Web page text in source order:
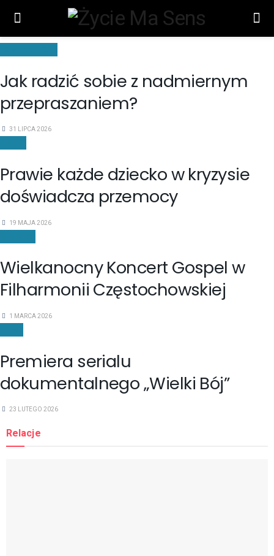
Jak radzić sobie z nadmiernym
przepraszaniem?
31 LIPCA 2026
Prawie każde dziecko w kryzysie
doświadcza przemocy
19 MAJA 2026
Wielkanocny Koncert Gospel w
Filharmonii Częstochowskiej
1 MARCA 2026
Premiera serialu
dokumentalnego „Wielki Bój”
23 LUTEGO 2026
Relacje